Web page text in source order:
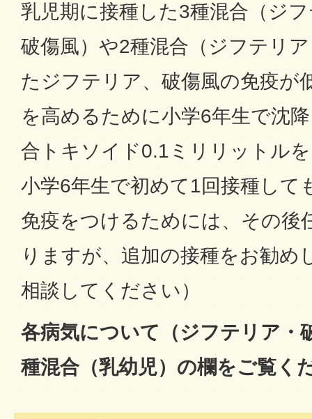
乳児期に接種した3種混合（ジ
破傷風）や2種混合（ジフテリ
たジフテリア、破傷風の免疫が
を高めるために小学6年生で沈
合トキソイド0.1ミリリットル
小学6年生で初めて1回接種して
免疫をつけるためには、その後
りますが、追加の接種をお勧め
相談してください）
各病気について（ジフテリア・
種混合（乳幼児）の欄をご覧く